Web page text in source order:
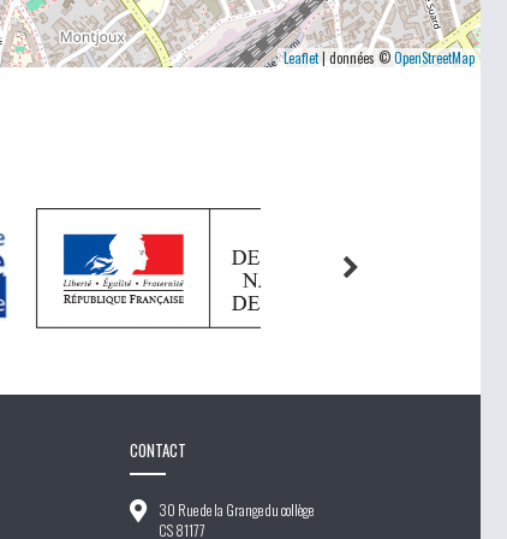
Leaflet| données ©OpenStreetMap
CONTACT
30 Rue de la Grange du collège
CS 81177